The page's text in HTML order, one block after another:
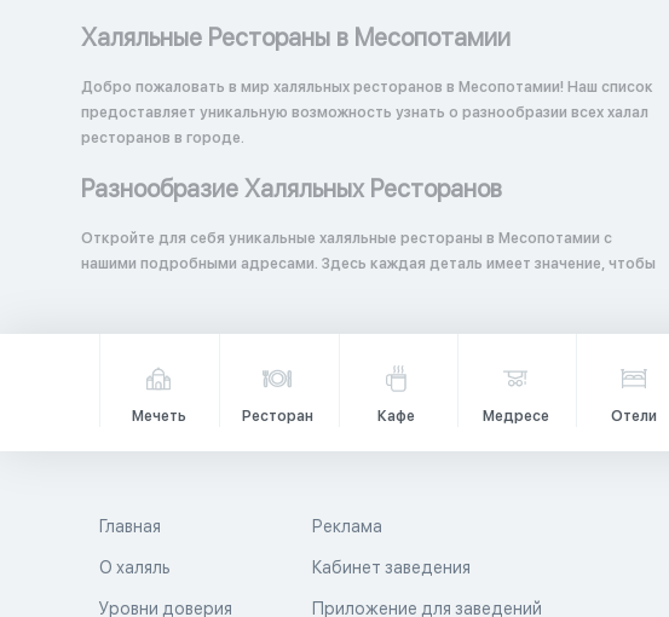
Халяльные Рестораны в Месопотамии
Добро пожаловать в мир халяльных ресторанов в Месопотамии! Наш список
предоставляет уникальную возможность узнать о разнообразии всех халал
ресторанов в городе.
Разнообразие Халяльных Ресторанов
Откройте для себя уникальные халяльные рестораны в Месопотамии с
нашими подробными адресами. Здесь каждая деталь имеет значение, чтобы
Мечеть Ресторан Кафе Медресе Отели
Главная
О халяль
Уровни доверия
Реклама
Кабинет заведения
Приложение для заведений